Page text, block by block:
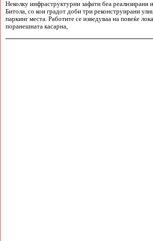
Неколку инфраструктурни зафати беа реализирани
Битола, со кои градот доби три реконструирани
паркинг места. Работите се изведуваа на повеќе
поранешната касарна,